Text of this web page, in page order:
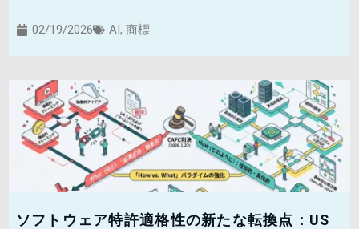
02/19/2026 AI , 商標
ソフトウェア特許適格性の新たな転換点：US